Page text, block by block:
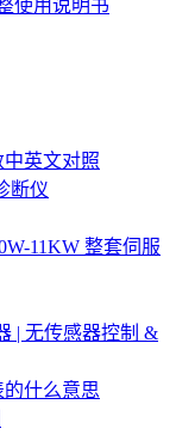
使用说明书
英文对照
断仪
11KW 整套伺服
| 无传感器控制 &
什么意思